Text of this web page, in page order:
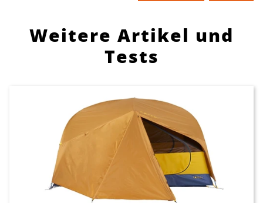
Weitere Artikel und
Tests